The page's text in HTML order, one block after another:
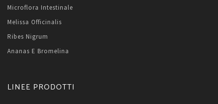
Microflora Intestinale
Melissa Officinalis
Ribes Nigrum
Ananas E Bromelina
LINEE PRODOTTI